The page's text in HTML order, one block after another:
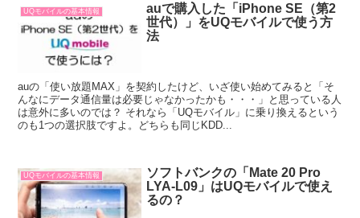
UQモバイルの基本情報
auで購入した「iPhone SE（第2
世代）」をUQモバイルで使う方
法
auの「使い放題MAX」を契約したけど、いざ使い始めてみると「そ
んなにデータ通信量は必要じゃなかったかも・・・」と思っている人
は意外に多いのでは？ それなら「UQモバイル」に乗り換えるという
のも1つの選択肢ですよ。どちらも同じKDD...
UQモバイルの基本情報
ソフトバンクの「Mate 20 Pro
LYA-L09」はUQモバイルで使え
るの？